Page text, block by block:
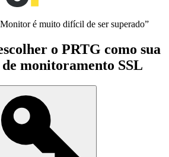
é muito difícil de ser superado”
o PRTG como sua
monitoramento SSL